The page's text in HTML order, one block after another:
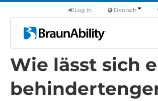
Deutsch
Log in
Fortbildung
Produkte
Nutzfahrzeuge
Wie lässt sich